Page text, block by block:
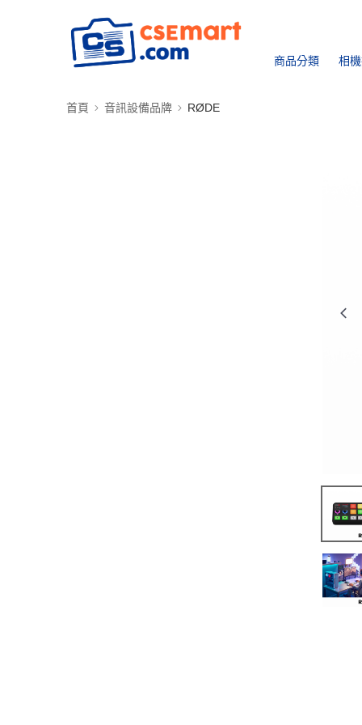
商品分類 相
首頁 音訊設備品牌 RØDE